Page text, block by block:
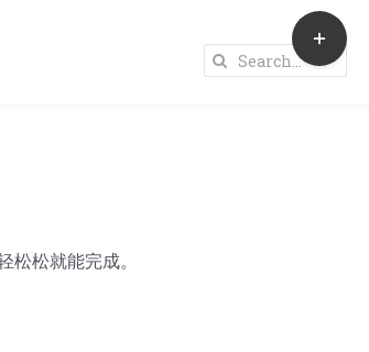
Search
松就能完成。
Toggle
Sliding